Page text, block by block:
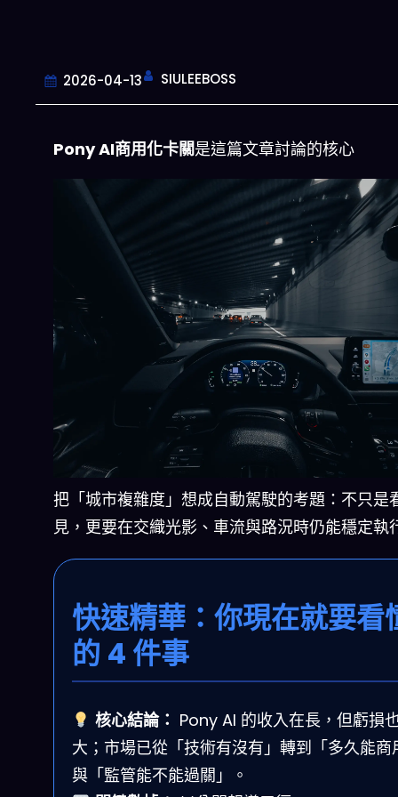
2026-04-13 SIULEEBOSS
Pony AI商用化卡關是這篇文章討論的核心
把「城市複雜度」想成自動駕駛的考題：不只是
見，更要在交織光影、車流與路況時仍能穩定執
快速精華：你現在就要看
的 4 件事
核心結論： Pony AI 的收入在長，但虧損
大；市場已從「技術有沒有」轉到「多久能商
與「監管能不能過關」。